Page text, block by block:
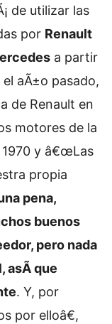
de utilizar las
por Renault
a partir
aÃ±o pasado,
de Renault en
motores de la
y â€œLas
propia
pena,
buenos
pero nada
asÃ­ que
. Y, por
por elloâ€,